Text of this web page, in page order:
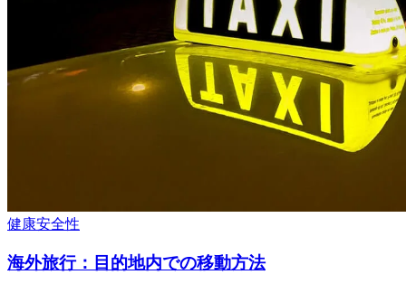
健康安全性
海外旅行：目的地内での移動方法